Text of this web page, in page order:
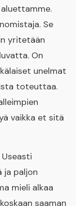
Se
yritetään
On
unelmat
toteuttaa.
vaikka et sitä
ja paljon
mieli alkaa
saaman